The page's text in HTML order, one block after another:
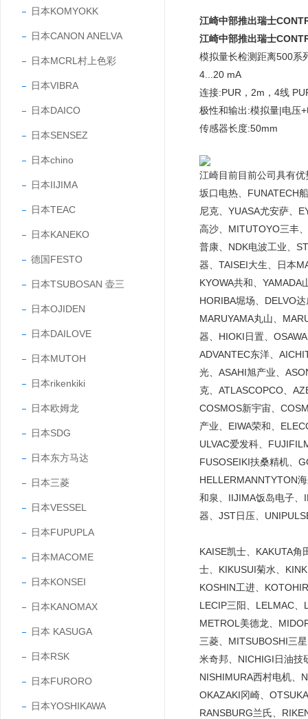
日本KOMYOKK
日本CANON ANELVA
日本MCRL村上色彩
日本VIBRA
日本DAICO
日本SENSEZ
日本chino
日本IIJIMA
日本TEAC
日本KANEKO
德国FESTO
日本TSUBOSAN 壶三
日本OJIDEN
日本DAILOVE
日本MUTOH
日本rikenkiki
日本欧姆龙
日本SDG
日本东方马达
日本三菱
日本VESSEL
日本FUPUPLA
日本MACOME
日本KONSEI
日本KANOMAX
日本 KASUGA
日本RSK
日本FURORO
日本YOSHIKAWA
江崎中部推出瑞士
江崎中部推出瑞士
模拟量长检测距离500系
4...20 mA
连接:PUR，2m，4线
极性和输出:模拟量|电压
传感器长度:50mm
江崎目前目前公司具有
坂口电热、FUNATECH
尼克、YUASA尤安萨、
高沙、MITUTOYO三丰
普康、NDK电波工业、
器、TAISEI大生、日本
KYOWA共和、YAMADA
HORIBA堀场、DELVO
MARUYAMA丸山、
器、HIOKI日置、
ADVANTEC东洋、
光、ASAHI旭产业、
克、ATLASCOPCO、
COSMOS新宇宙、
产业、EIWA荣和、
ULVAC爱发科、
FUSOSEIKI扶桑精机、
HELLERMANNTYTON
和泉、IIJIMA饭岛电子、
器、JST日压、
KAISE凯士、KAKUTA
士、KIKUSUI菊水、
KOSHIN工进、
LECIP三阳、LELMAC
METROL美德龙、
三菱、MITSUBOSHI三
米奇邦、NICHIGI日油技
NISHIMURA西村电机、
OKAZAKI冈崎、
RANSBURG兰氏、